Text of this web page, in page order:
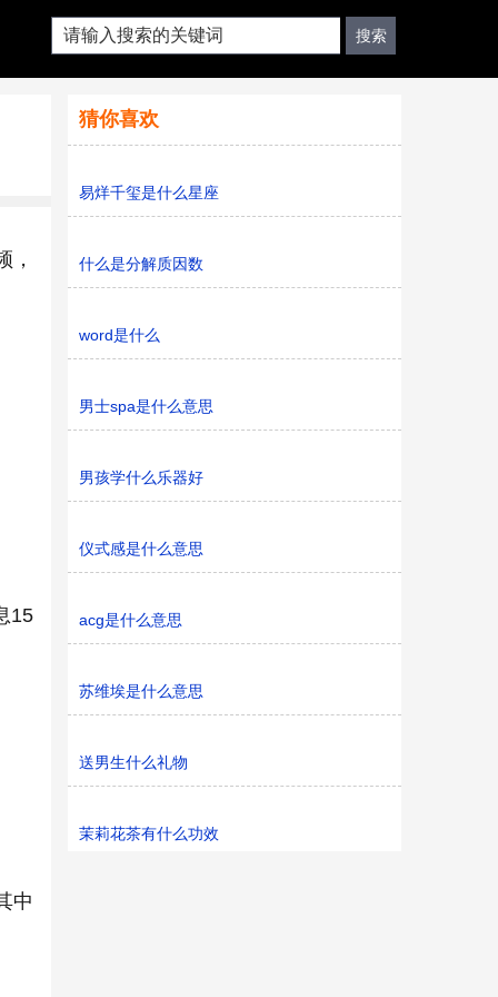
，
15
中
猜你喜欢
易烊千玺是什么星座
什么是分解质因数
word是什么
男士spa是什么意思
男孩学什么乐器好
仪式感是什么意思
acg是什么意思
苏维埃是什么意思
送男生什么礼物
茉莉花茶有什么功效